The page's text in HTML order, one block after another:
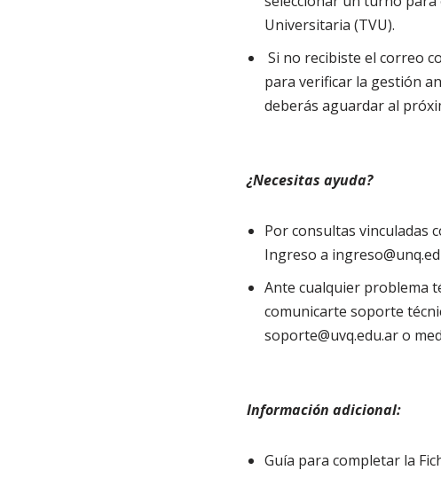
Universitaria (TVU).
Si no recibiste el correo
para verificar la gestión
deberás aguardar al
¿Necesitas ayuda?
Por consultas vinculadas
Ingreso a
Ante cualquier problema
comunicarte soporte
soporte@uvq.edu.ar o
Información adicional:
Guía para completar la